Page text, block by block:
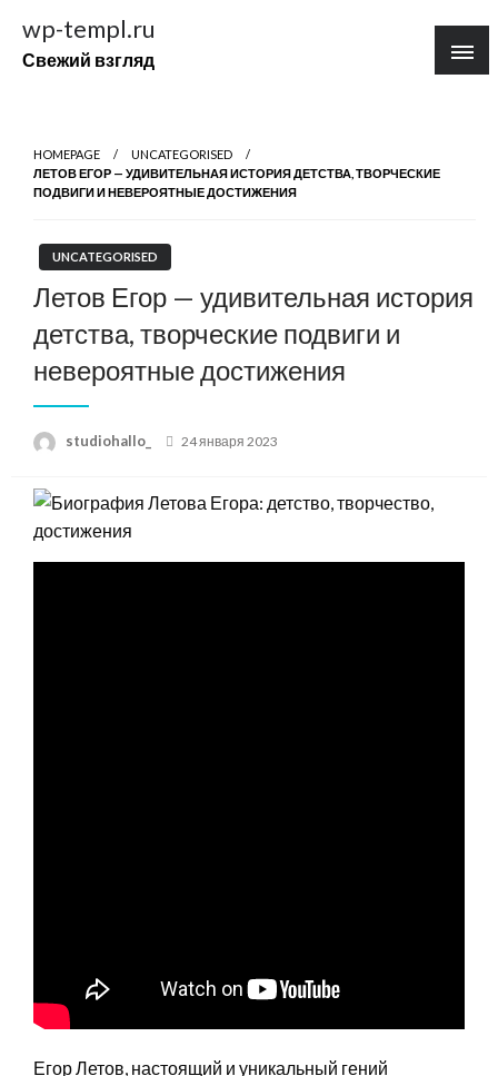
содержимому
wp-templ.ru
Свежий взгляд
HOMEPAGE
UNCATEGORISED
ЛЕТОВ ЕГОР — УДИВИТЕЛЬНАЯ ИСТОРИЯ ДЕТСТВА, ТВОРЧЕСКИЕ
ПОДВИГИ И НЕВЕРОЯТНЫЕ ДОСТИЖЕНИЯ
UNCATEGORISED
Летов Егор — удивительная история
детства, творческие подвиги и
невероятные достижения
studiohallo_
Posted
24 января 2023
Егор Летов, настоящий и уникальный гений